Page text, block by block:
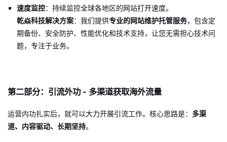
速度监控：持续监控全球各地区的网站打开速度。
乾焱科技解决方案：我们提供专业的网站维护托管服务，包含定
期备份、安全防护、性能优化和技术支持，让您无需担心技术问
题，专注于业务。
第二部分：引流外功 - 多渠道获取海外流量
运营内功扎实后，就可以大力开展引流工作。核心思路是： 多渠
道、内容驱动、长期坚持。